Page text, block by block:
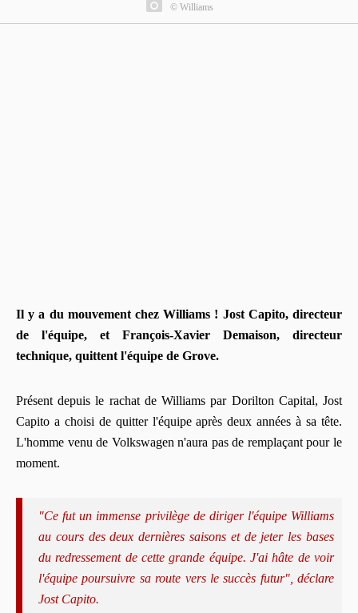
© Williams
Il y a du mouvement chez Williams ! Jost Capito, directeur
de l'équipe, et François-Xavier Demaison, directeur
technique, quittent l'équipe de Grove.
Présent depuis le rachat de Williams par Dorilton Capital, Jost
Capito a choisi de quitter l'équipe après deux années à sa tête.
L'homme venu de Volkswagen n'aura pas de remplaçant pour le
moment.
"Ce fut un immense privilège de diriger l'équipe Williams
au cours des deux dernières saisons et de jeter les bases
du redressement de cette grande équipe. J'ai hâte de voir
l'équipe poursuivre sa route vers le succès futur", déclare
Jost Capito.